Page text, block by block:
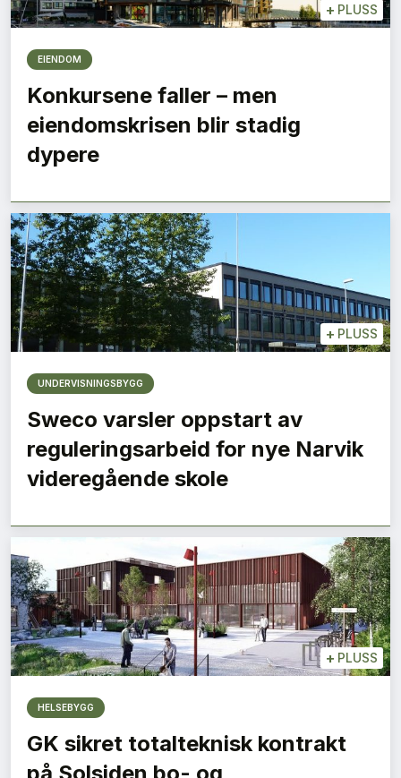
+ PLUSS
EIENDOM
Konkursene faller – men
eiendomskrisen blir stadig
dypere
+ PLUSS
UNDERVISNINGSBYGG
Sweco varsler oppstart av
reguleringsarbeid for nye Narvik
videregående skole
+ PLUSS
HELSEBYGG
GK sikret totalteknisk kontrakt